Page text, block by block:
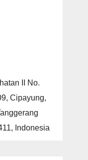
II No.
Cipayung,
Indonesia